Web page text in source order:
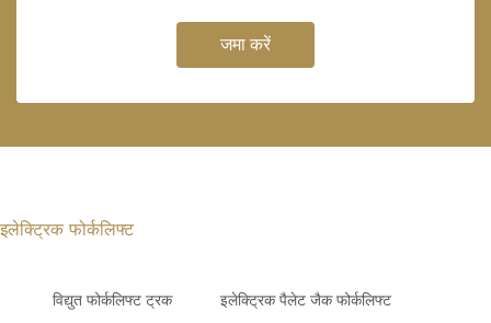
जमा करें
इलेक्ट्रिक फोर्कलिफ्ट
विद्युत फोर्कलिफ्ट ट्रक इलेक्ट्रिक पैलेट जैक फोर्कलिफ्ट